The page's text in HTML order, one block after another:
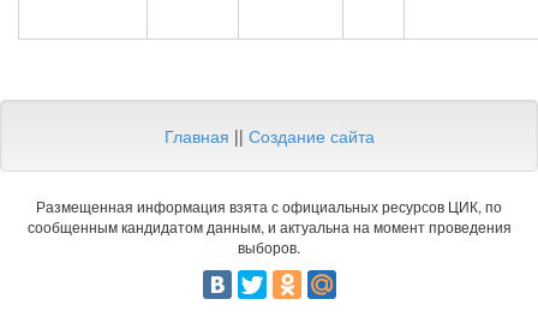
Главная || Создание сайта
Размещенная информация взята с официальных ресурсов ЦИК, по
сообщенным кандидатом данным, и актуальна на момент проведения
выборов.